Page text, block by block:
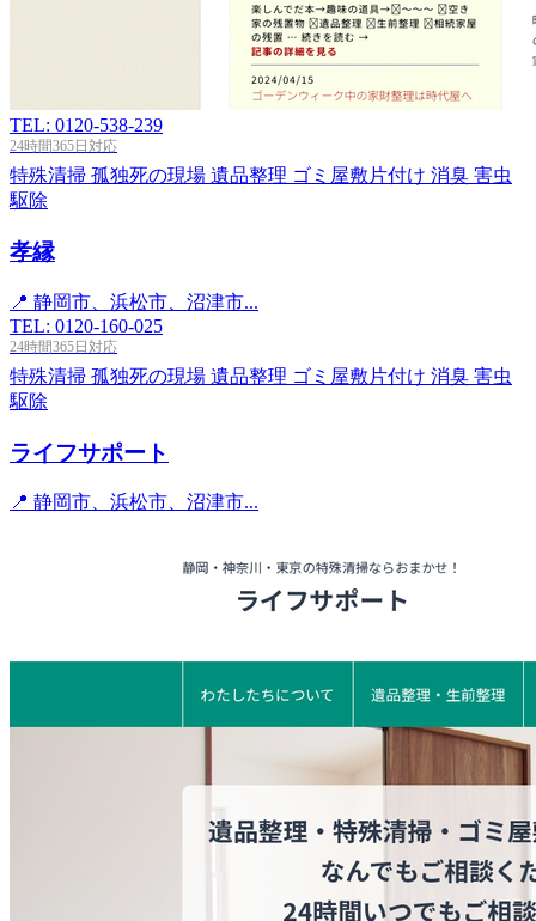
TEL: 0120-538-239
24時間365日対応
特殊清掃 孤独死の現場 遺品整理 ゴミ屋敷片付け 消臭 害虫
駆除
孝縁
📍 静岡市、浜松市、沼津市...
TEL: 0120-160-025
24時間365日対応
特殊清掃 孤独死の現場 遺品整理 ゴミ屋敷片付け 消臭 害虫
駆除
ライフサポート
📍 静岡市、浜松市、沼津市...